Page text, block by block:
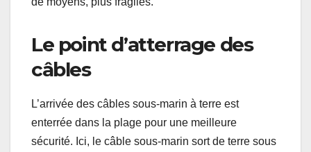
Le point d’atterrage des
câbles
L’arrivée des câbles sous-marin à terre est
enterrée dans la plage pour une meilleure
sécurité. Ici, le câble sous-marin sort de terre sous